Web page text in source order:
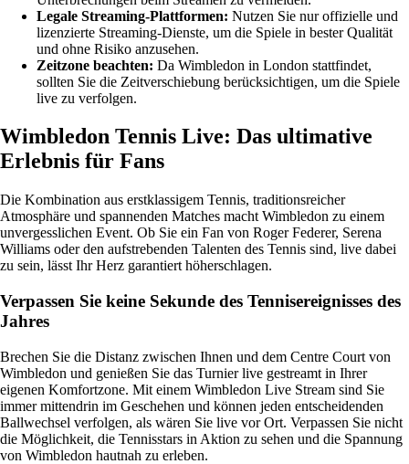
Legale Streaming-Plattformen: Nutzen Sie nur offizielle und
lizenzierte Streaming-Dienste, um die Spiele in bester Qualität
und ohne Risiko anzusehen.
Zeitzone beachten: Da Wimbledon in London stattfindet,
sollten Sie die Zeitverschiebung berücksichtigen, um die Spiele
live zu verfolgen.
Wimbledon Tennis Live: Das ultimative
Erlebnis für Fans
Die Kombination aus erstklassigem Tennis, traditionsreicher
Atmosphäre und spannenden Matches macht Wimbledon zu einem
unvergesslichen Event. Ob Sie ein Fan von Roger Federer, Serena
Williams oder den aufstrebenden Talenten des Tennis sind, live dabei
zu sein, lässt Ihr Herz garantiert höherschlagen.
Verpassen Sie keine Sekunde des Tennisereignisses des
Jahres
Brechen Sie die Distanz zwischen Ihnen und dem Centre Court von
Wimbledon und genießen Sie das Turnier live gestreamt in Ihrer
eigenen Komfortzone. Mit einem Wimbledon Live Stream sind Sie
immer mittendrin im Geschehen und können jeden entscheidenden
Ballwechsel verfolgen, als wären Sie live vor Ort. Verpassen Sie nicht
die Möglichkeit, die Tennisstars in Aktion zu sehen und die Spannung
von Wimbledon hautnah zu erleben.